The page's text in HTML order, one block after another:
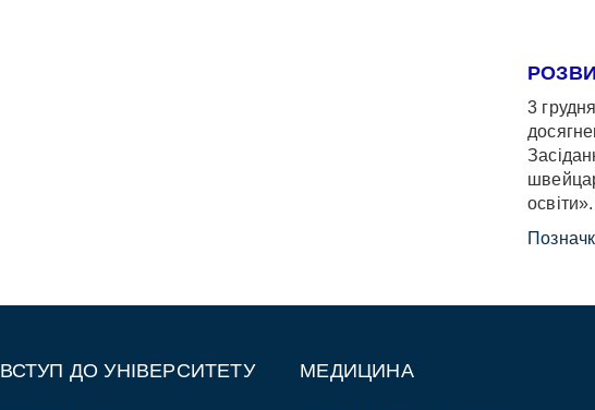
3
ВСТУП ДО УНІВЕРСИТЕТУ МЕДИЦИНА